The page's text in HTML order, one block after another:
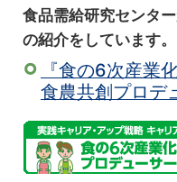
食品需給研究センタ
の紹介をしています。
『食の6次産業
食農共創プロデ